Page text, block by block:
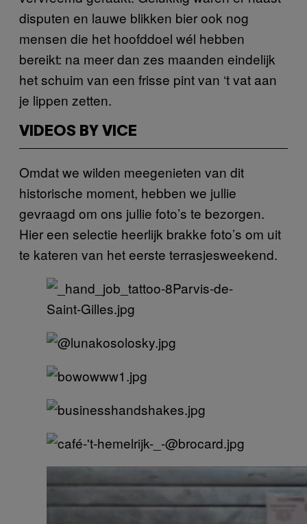
disputen en lauwe blikken bier ook nog
mensen die het hoofddoel wél hebben
bereikt: na meer dan zes maanden eindelijk
het schuim van een frisse pint van ‘t vat aan
je lippen zetten.
VIDEOS BY VICE
Omdat we wilden meegenieten van dit
historische moment, hebben we jullie
gevraagd om ons jullie foto’s te bezorgen.
Hier een selectie heerlijk brakke foto’s om uit
te kateren van het eerste terrasjesweekend.